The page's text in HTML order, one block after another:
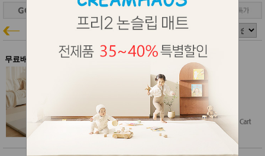
고국배
건 홍삼전
드
조제품
기능성
건강식
품
Diet/여
성용품
칼라 폴더매트 매트특가
무료배송
알집 칼라 폴더매트 G - 모던 그레이
알집매트 즉시배송 35% 특가
$289.52 $235.23 (35% off)
Free Shipping